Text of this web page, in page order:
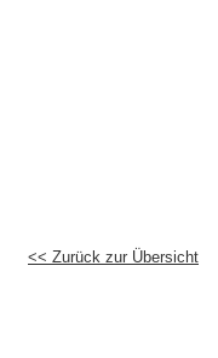
<< Zurück zur Übersicht